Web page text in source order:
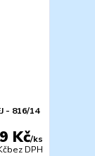
- 816/14
Kč/ks
bez DPH